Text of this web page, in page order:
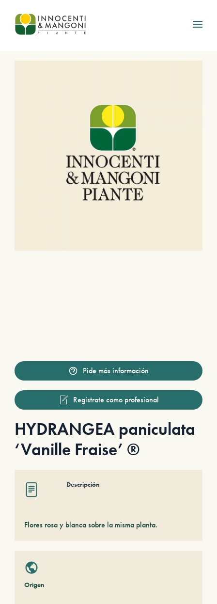
Skip to main content
Pide más información
Regístrate como profesional
HYDRANGEA paniculata
‘Vanille Fraise’ ®
Descripción
Flores rosa y blanca sobre la misma planta.
Origen